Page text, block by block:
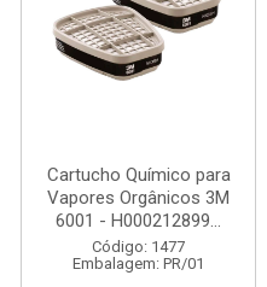
Cartucho Químico para
Vapores Orgânicos 3M
6001 - H000212899...
Código: 1477
Embalagem: PR/01